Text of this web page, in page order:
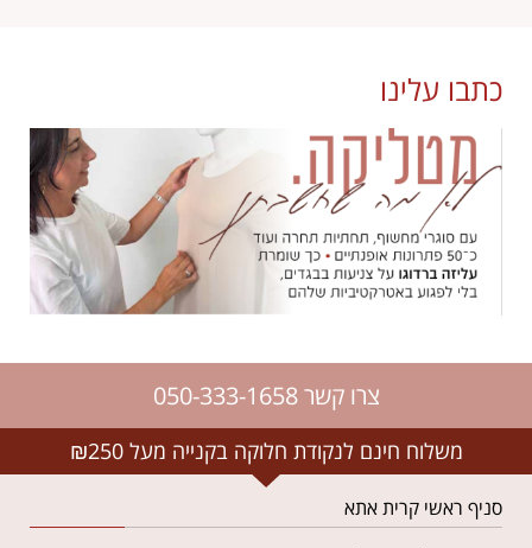
כתבו עלינו
צרו קשר 050-333-1658
משלוח חינם לנקודת חלוקה בקנייה מעל ₪250
סניף ראשי קרית אתא